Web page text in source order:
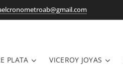
PLATA VICEROY JOYAS